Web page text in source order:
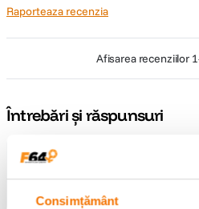
Consimțământ
Raporteaza recenzia
afisarea recenziilor
Întrebări și răspunsuri
Pune o